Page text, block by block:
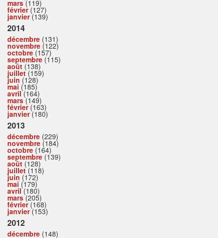
mars(119)
février(127)
janvier(139)
2014
décembre (131)
novembre (122)
octobre (157)
septembre (115)
août (138)
juillet(159)
juin (128)
mai (185)
avril(164)
mars(149)
février(163)
janvier(180)
2013
décembre (229)
novembre (184)
octobre (164)
septembre (139)
août (128)
juillet(118)
juin (172)
mai (179)
avril(180)
mars(205)
février(168)
janvier(153)
2012
décembre (148)